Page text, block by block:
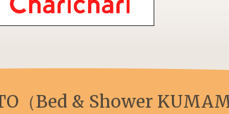
（Bed & Shower